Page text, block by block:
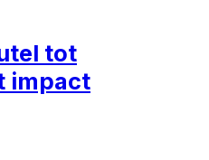
tot
impact